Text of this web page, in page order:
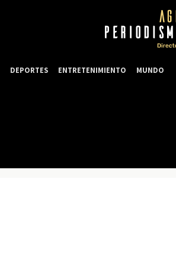
DEPORTES ENTRETENIMIENTO MUNDO